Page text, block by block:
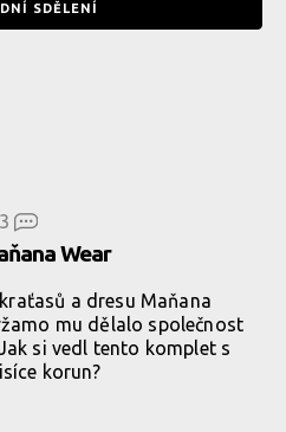
SDĚLENÍ
Wear
a dresu Maňana
mu dělalo společnost
si vedl tento komplet s
korun?